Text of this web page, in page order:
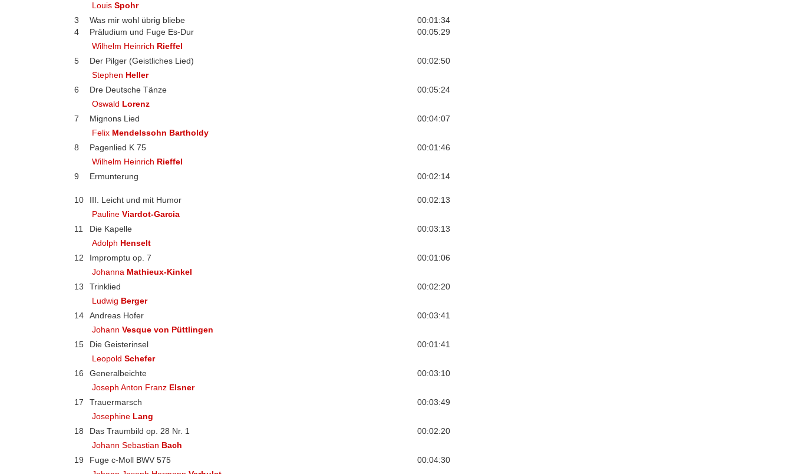
LouisSpohr
3
Was mir wohl übrig bliebe
00:01:34
4
Präludium und Fuge Es-Dur
00:05:29
Wilhelm Heinrich Rieffel
5
Der Pilger (Geistliches Lied)
00:02:50
Stephen Heller
6
Dre Deutsche Tänze
00:05:24
Oswald Lorenz
7
Mignons Lied
00:04:07
Felix Mendelssohn Bartholdy
8
Pagenlied K 75
00:01:46
Wilhelm Heinrich Rieffel
9
Ermunterung 00:02:14
10 III. Leicht und mit Humor
00:02:13
PaulineViardot-Garcia
11
Die Kapelle
00:03:13
Adolph Henselt
12
Impromptu op. 7
00:01:06
Johanna Mathieux-Kinkel
13
Trinklied
00:02:20
Ludwig Berger
14
Andreas Hofer
00:03:41
JohannVesque von Püttlingen
15
Die Geisterinsel
00:01:41
LeopoldSchefer
16
Generalbeichte
00:03:10
Joseph Anton Franz Elsner
17
Trauermarsch
00:03:49
Josephine Lang
18
Das Traumbild op. 28 Nr. 1
00:02:20
Johann Sebastian Bach
19
Fuge c-Moll BWV 575
00:04:30